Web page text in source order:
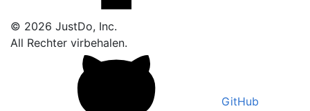
© 2026 JustDo, Inc.
All Rechter virbehalen.
GitHub